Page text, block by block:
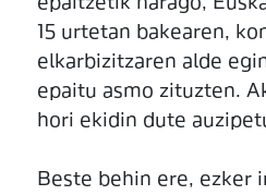
15 urtetan bakearen,
elkarbizitzaren alde
epaitu asmo zituzten.
hori ekidin dute
Beste behin ere, ezker